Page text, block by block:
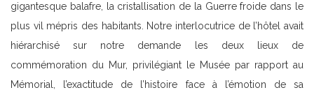
gigantesque balafre, la cristallisation de la Guerre froide dans le
plus vil mépris des habitants. Notre interlocutrice de l’hôtel avait
hiérarchisé sur notre demande les deux lieux de
commémoration du Mur, privilégiant le Musée par rapport au
Mémorial, l’exactitude de l’histoire face à l’émotion de sa